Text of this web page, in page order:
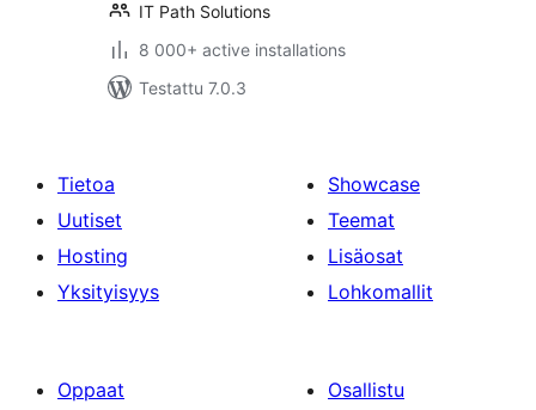
IT Path Solutions
8 000+ active installations
Testattu 7.0.3
Tietoa
Uutiset
Hosting
Yksityisyys
Showcase
Teemat
Lisäosat
Lohkomallit
Oppaat
Osallistu